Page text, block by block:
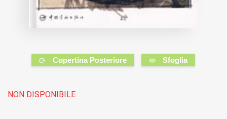
Copertina Posteriore Sfoglia
NON DISPONIBILE